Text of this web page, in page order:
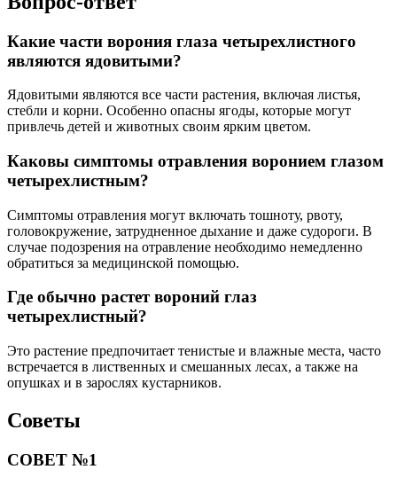
Какие части ворония глаза четырехлистного
являются ядовитыми?
Ядовитыми являются все части растения, включая листья,
стебли и корни. Особенно опасны ягоды, которые могут
привлечь детей и животных своим ярким цветом.
Каковы симптомы отравления воронием глазом
четырехлистным?
Симптомы отравления могут включать тошноту, рвоту,
головокружение, затрудненное дыхание и даже судороги. В
случае подозрения на отравление необходимо немедленно
обратиться за медицинской помощью.
Где обычно растет вороний глаз
четырехлистный?
Это растение предпочитает тенистые и влажные места, часто
встречается в лиственных и смешанных лесах, а также на
опушках и в зарослях кустарников.
Советы
СОВЕТ №1